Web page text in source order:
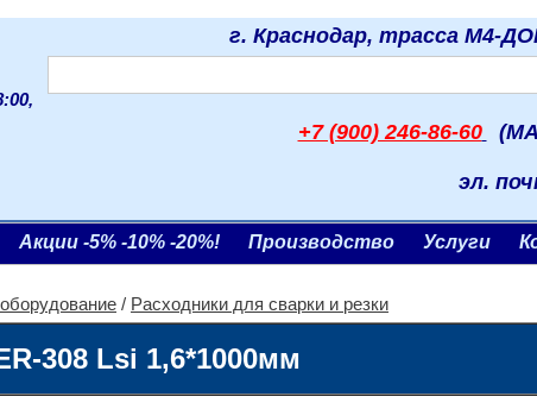
г. Краснодар, трасса М4-
+7 (900) 246-86-60
эл.
Акции -5% -10% -20%! Производство Услуги
/ Расходники для сварки и резки
308 Lsi 1,6*1000мм